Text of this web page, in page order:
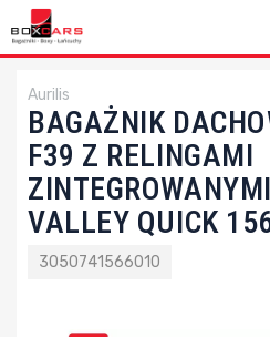
Aurilis
BAGAŻNIK
F39 Z RELINGAMI
VALLEY QUICK
3050741566010